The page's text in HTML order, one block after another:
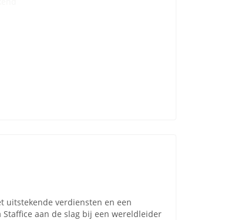
uitstekende verdiensten en een
Staffice aan de slag bij een wereldleider